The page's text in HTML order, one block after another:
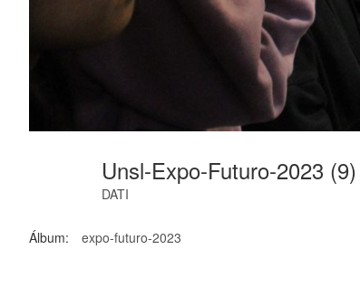
Unsl-Expo-Futuro-2023 (9)
DATI
Álbum: expo-futuro-2023